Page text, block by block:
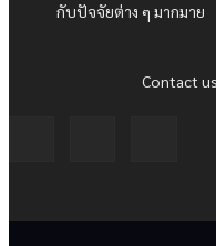
กับปัจจัยต่าง ๆ มากมาย
Contact